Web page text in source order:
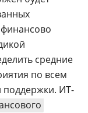
средние
по всем
ИТ-